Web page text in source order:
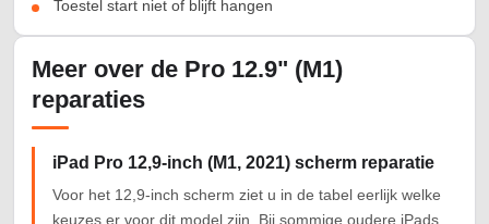
Toestel start niet of blijft hangen
Meer over de Pro 12.9" (M1)
reparaties
iPad Pro 12,9-inch (M1, 2021) scherm reparatie
Voor het 12,9-inch scherm ziet u in de tabel eerlijk welke
keuzes er voor dit model zijn. Bij sommige oudere iPads